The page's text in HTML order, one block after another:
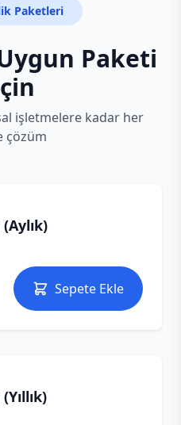
Paketleri
Paketi
işletmelere kadar her
çözüm
Sepete Ekle